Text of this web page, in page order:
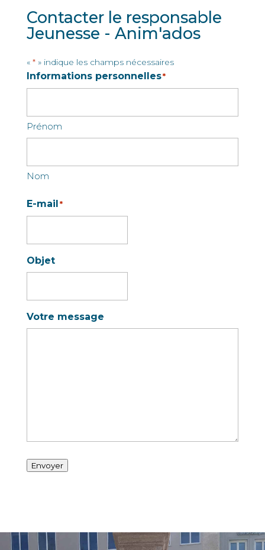
Contacter le responsable
Jeunesse - Anim'ados
« *» indique les champs nécessaires
Informations personnelles*
Prénom
Nom
E-mail *
Objet
Votre message
Envoyer